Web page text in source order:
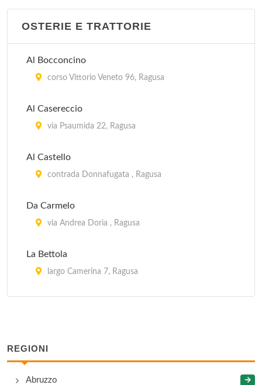
OSTERIE E TRATTORIE
Al Bocconcino
corso Vittorio Veneto 96, Ragusa
Al Casereccio
via Psaumida 22, Ragusa
Al Castello
contrada Donnafugata , Ragusa
Da Carmelo
via Andrea Doria , Ragusa
La Bettola
largo Camerina 7, Ragusa
REGIONI
Abruzzo